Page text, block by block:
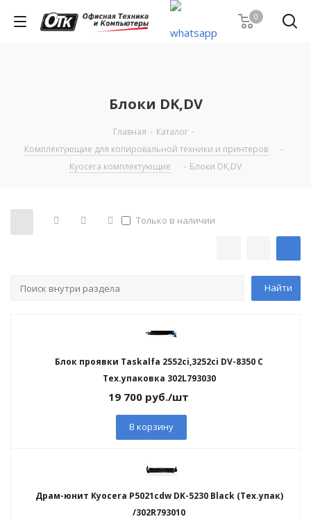
0
Блоки DK,DV
Главная - Каталог -
Комплектующие для копировальной техники и принтеров
-
Kyocera комплектующие
- Блоки DK,DV
Только в наличии
Блок проявки Taskalfa 2552ci,3252ci DV-8350 C
Тех.упаковка 302L793030
19 700 руб./шт
В корзину
Драм-юнит Kyocera P5021cdw DK-5230 Black (Teх.упак)
/302R793010